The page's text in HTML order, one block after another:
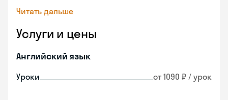
Читать дальше
Услуги и цены
Английский язык
Уроки от 1090 ₽ / урок